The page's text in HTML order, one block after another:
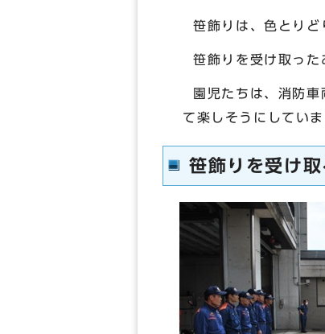
笹飾りは、色とりど
笹飾りを受け取った
園児たちは、消防車
て楽しそうにしてい
笹飾りを受け取